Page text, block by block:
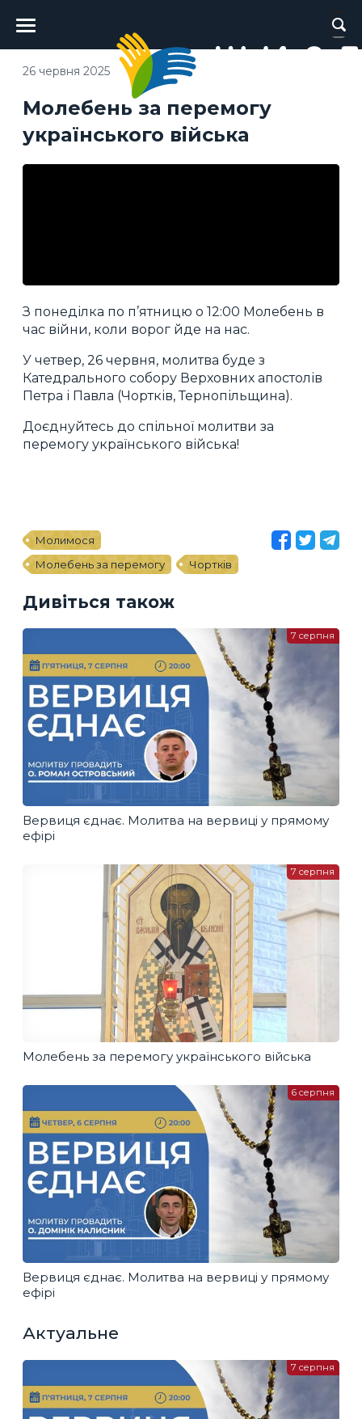
Головне
меню
Молебень за перемогу
українського війська
26 червня 2025
З понеділка по п’ятницю о 12:00 Молебень в
час війни, коли ворог йде на нас.
У четвер, 26 червня, молитва буде з
Катедрального собору Верховних апостолів
Петра і Павла (Чортків, Тернопільщина).
Доєднуйтесь до спільної молитви за
перемогу українського війська!
Молимося
Молебень за перемогу
Чортків
Дивіться також
Вервиця єднає. Молитва на вервиці у прямому
ефірі
7 серпня
Молебень за перемогу українського війська
7 серпня
Вервиця єднає. Молитва на вервиці у прямому
ефірі
6 серпня
Актуальне
7 серпня